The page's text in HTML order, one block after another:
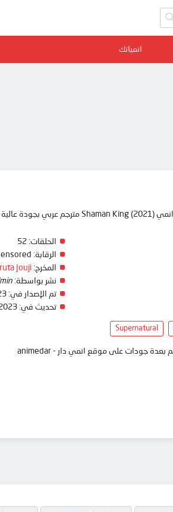
انمياتك
الحلقات:
الرقابة:
المخرج: Jouji
نشر بواسطة:
تم الإصدار في:
تحديث في:
Supernatural